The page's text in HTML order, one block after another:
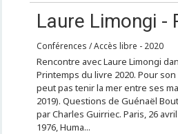
Laure Limongi -
Conférences / Accès libre - 2020
Rencontre avec Laure Limongi
Printemps du livre 2020. Pour
peut pas tenir la mer entre ses
2019). Questions de Guénaël
par Charles Guirriec. Paris, 26
1976, Huma...